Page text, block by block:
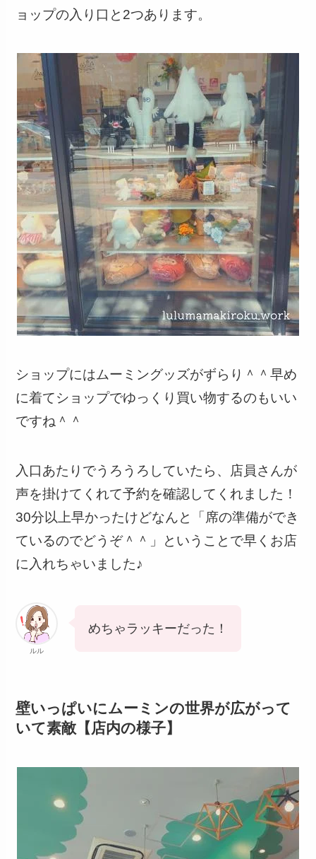
ョップの入り口と2つあります。
ショップにはムーミングッズがずらり＾＾早め
に着てショップでゆっくり買い物するのもいい
ですね＾＾
入口あたりでうろうろしていたら、店員さんが
声を掛けてくれて予約を確認してくれました！
30分以上早かったけどなんと「席の準備ができ
ているのでどうぞ＾＾」ということで早くお店
に入れちゃいました♪
ルル
めちゃラッキーだった！
壁いっぱいにムーミンの世界が広がって
いて素敵【店内の様子】